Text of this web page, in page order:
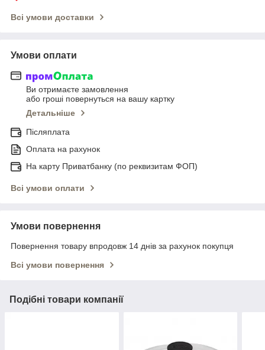
Всі умови доставки
Умови оплати
Ви отримаєте замовлення
або гроші повернуться на вашу картку
Детальніше
Післяплата
Оплата на рахунок
На карту Приватбанку (по реквизитам ФОП)
Всі умови оплати
Умови повернення
Повернення товару впродовж 14 днів за рахунок покупця
Всі умови повернення
Подібні товари компанії